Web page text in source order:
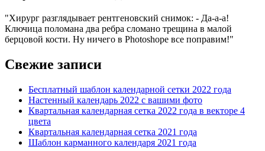
Хирург разглядывает рентгеновский снимок: - Да-а-а!
Ключица поломана два ребра сломано трещина в малой
берцовой кости. Ну ничего в Photoshope все поправим!
Свежие записи
Бесплатный шаблон календарной сетки 2022 года
Настенный календарь 2022 с вашими фото
Квартальная календарная сетка 2022 года в векторе 4
цвета
Квартальная календарная сетка 2021 года
Шаблон карманного календаря 2021 года